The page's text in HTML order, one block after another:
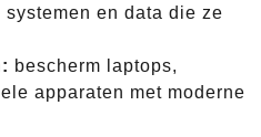
en data die ze
bescherm laptops,
apparaten met moderne